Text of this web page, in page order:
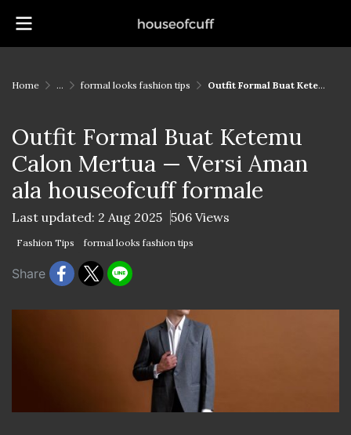
Home ... formal looks fashion tips Outfit Formal Buat Ketemu Calon Mertua — Versi Aman ala houseofcuff formale
Outfit Formal Buat Ketemu
Calon Mertua — Versi Aman
ala houseofcuff formale
Last updated: 2 Aug 2025 506 Views
Fashion Tips formal looks fashion tips
Share